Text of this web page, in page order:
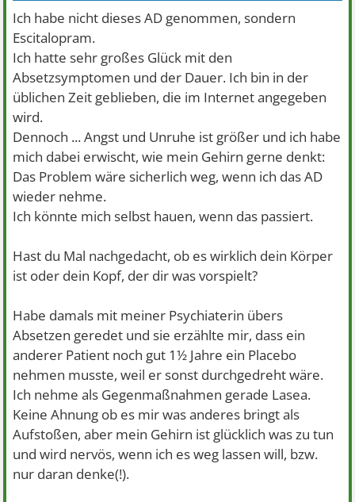
Ich habe nicht dieses AD genommen, sondern
Escitalopram.
Ich hatte sehr großes Glück mit den
Absetzsymptomen und der Dauer. Ich bin in der
üblichen Zeit geblieben, die im Internet angegeben
wird.
Dennoch ... Angst und Unruhe ist größer und ich habe
mich dabei erwischt, wie mein Gehirn gerne denkt:
Das Problem wäre sicherlich weg, wenn ich das AD
wieder nehme.
Ich könnte mich selbst hauen, wenn das passiert.
Hast du Mal nachgedacht, ob es wirklich dein Körper
ist oder dein Kopf, der dir was vorspielt?
Habe damals mit meiner Psychiaterin übers
Absetzen geredet und sie erzählte mir, dass ein
anderer Patient noch gut 1½ Jahre ein Placebo
nehmen musste, weil er sonst durchgedreht wäre.
Ich nehme als Gegenmaßnahmen gerade Lasea.
Keine Ahnung ob es mir was anderes bringt als
Aufstoßen, aber mein Gehirn ist glücklich was zu tun
und wird nervös, wenn ich es weg lassen will, bzw.
nur daran denke(!).